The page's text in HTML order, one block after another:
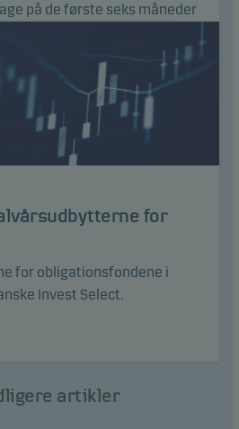
på de første seks måneder
for
for obligationsfondene i
Invest Select.
artikler